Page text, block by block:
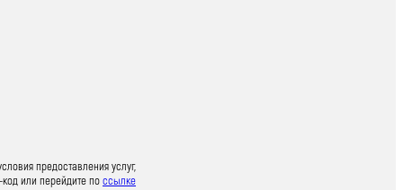
предоставления услуг,
код или перейдите поссылке